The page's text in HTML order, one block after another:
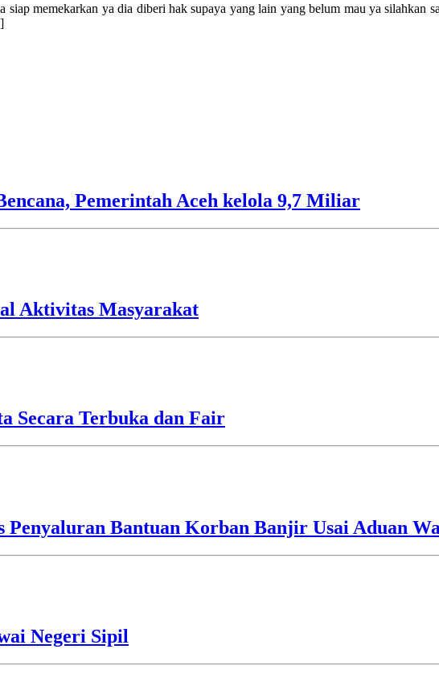
siap memekarkan ya dia diberi hak supaya yang lain yang belum mau ya silahkan
Pemerintah Aceh kelola 9,7 Miliar
Aktivitas Masyarakat
Secara Terbuka dan Fair
Penyaluran Bantuan Korban Banjir Usai Aduan
Negeri Sipil